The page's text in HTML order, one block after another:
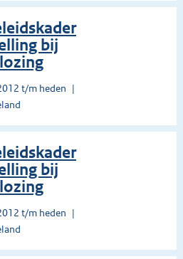
bij
t/m heden
bij
t/m heden